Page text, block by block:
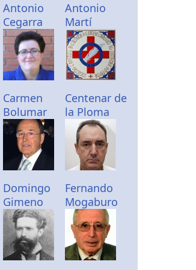
Antonio
Cegarra
Antonio
Martí
Carmen
Bolumar
Centenar de
la Ploma
Domingo
Gimeno
Fernando
Mogaburo